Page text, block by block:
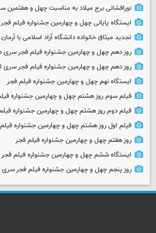
نورافشانی برج میلاد به مناسبت چهل‌ و هفتمین
ایستگاه پایانی چهل و چهارمین جشنواره فیلم فجر
تجدید میثاق خانواده دانشگاه آزاد اسلامی با
روز دهم چهل و چهارمین جشنواره فیلم فجر سری
روز دهم چهل و چهارمین جشنواره فیلم فجر سری
ایستگاه نهم چهل و چهارمین جشنواره فیلم فجر
فیلم سوم روز هشتم چهل و چهارمین جشنواره
فیلم دوم روز هشتم چهل و چهارمین جشنواره
فیلم اول روز هشتم چهل و چهارمین جشنواره
روز هفتم چهل و چهارمین جشنواره فیلم فجر
ایستگاه ششم چهل و چهارمین جشنواره فیلم فجر
روز پنجم چهل و چهارمین جشنواره فیلم فجر